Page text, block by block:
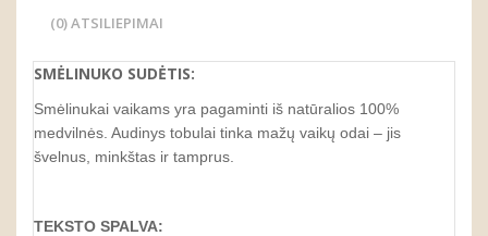
(0) ATSILIEPIMAI
SMĖLINUKO SUDĖTIS:
Smėlinukai vaikams yra pagaminti iš natūralios 100%
medvilnės. Audinys tobulai tinka mažų vaikų odai – jis
švelnus, minkštas ir tamprus.
TEKSTO SPALVA: